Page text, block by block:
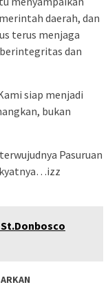
daerah, dan
terus menjaga
dan
siap menjadi
bukan
Pasuruan
St.Donbosco